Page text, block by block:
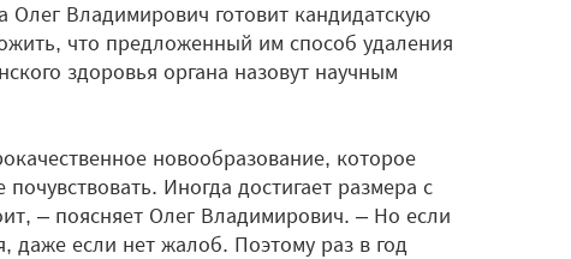
Владимирович готовит кандидатскую
что предложенный им способ удаления
здоровья органа назовут научным
новообразование, которое
Иногда достигает размера с
– поясняет Олег Владимирович. – Но если
даже если нет жалоб. Поэтому раз в год